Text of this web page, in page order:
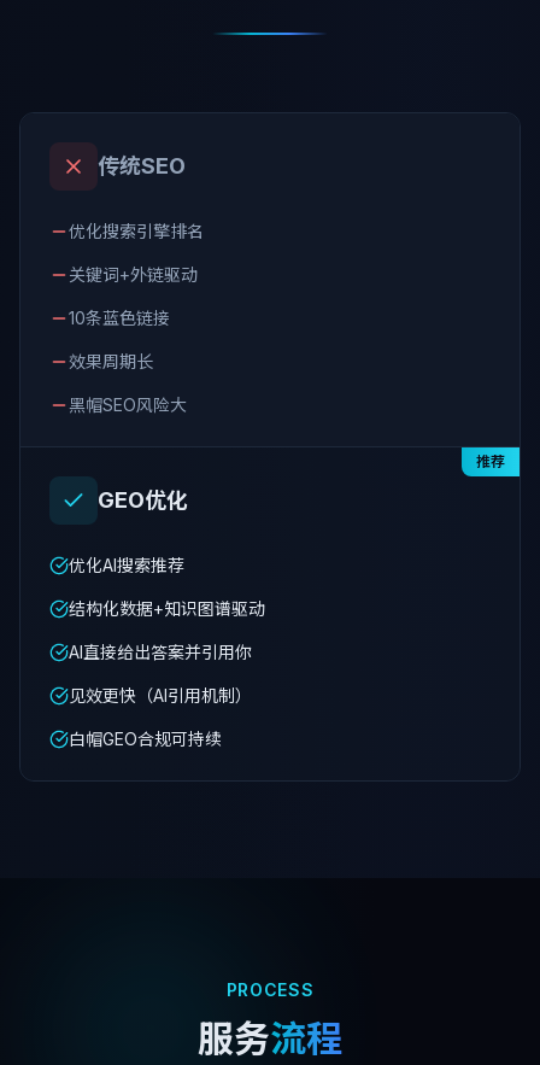
传统SEO
优化搜索引擎排名
关键词+外链驱动
10条蓝色链接
效果周期长
黑帽SEO风险大
推荐
GEO优化
优化AI搜索推荐
结构化数据+知识图谱驱动
AI直接给出答案并引用你
见效更快（AI引用机制）
白帽GEO合规可持续
PROCESS
服务流程